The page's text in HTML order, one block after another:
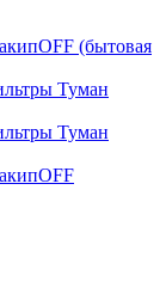
(бытовая
Туман
Туман